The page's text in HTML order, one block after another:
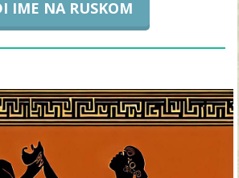
IME NA RUSKOM